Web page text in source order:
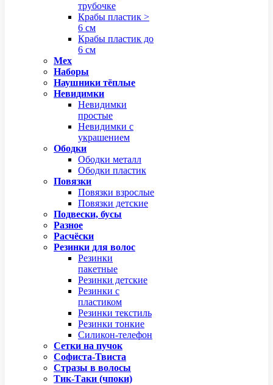
трубочке
Крабы пластик >
6 см
Крабы пластик до
6 см
Мех
Наборы
Наушники тёплые
Невидимки
Невидимки
простые
Невидимки с
украшением
Ободки
Ободки металл
Ободки пластик
Повязки
Повязки взрослые
Повязки детские
Подвески, бусы
Разное
Расчёски
Резинки для волос
Резинки
пакетные
Резинки детские
Резинки с
пластиком
Резинки текстиль
Резинки тонкие
Силикон-телефон
Сетки на пучок
Софиста-Твиста
Стразы в волосы
Тик-Таки (чпоки)